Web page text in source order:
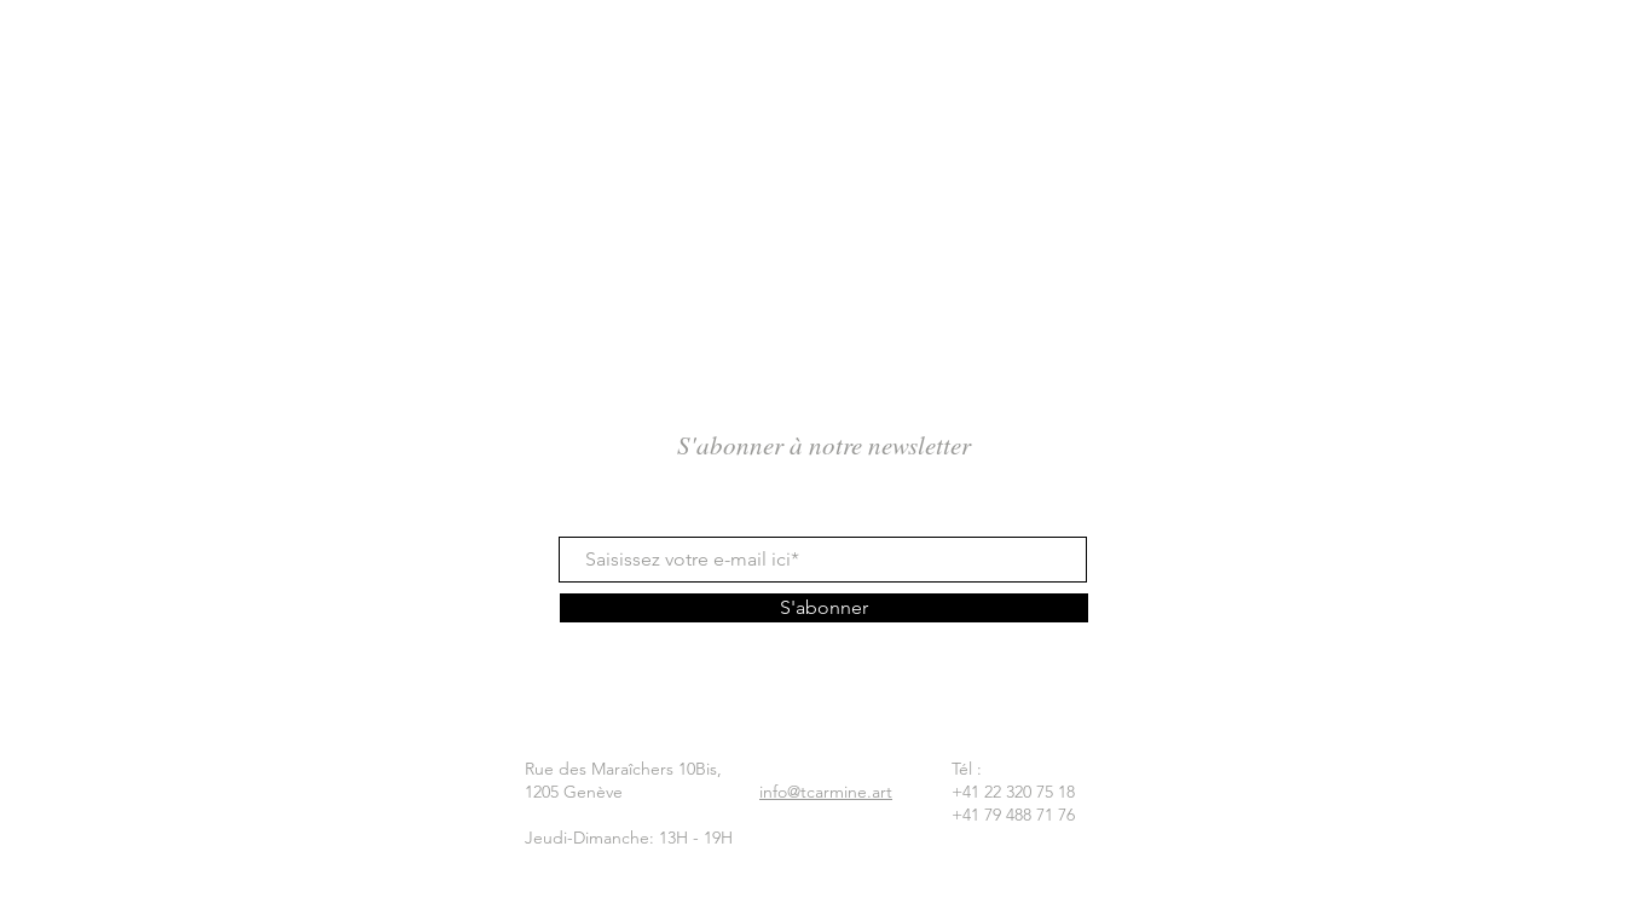
S'abonner à notre newsletter
S'abonner
Rue des Maraîchers 10Bis,
1205 Genève
Jeudi-Dimanche: 13H - 19H
Tél :
+41 22 320 75 18
+41 79 488 71 76
info@tcarmine.art